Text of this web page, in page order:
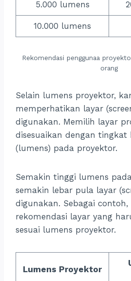
5.000 lumens
10.000 lumens
Rekomendasi penggunaa
orang
Selain lumens proyektor,
memperhatikan layar
digunakan. Memilih layar
disesuaikan dengan tingkat
(lumens) pada proyektor.
Semakin tinggi lumens
semakin lebar pula layar
digunakan. Sebagai
rekomendasi layar yang
sesuai lumens proyektor.
Lumens Proyektor